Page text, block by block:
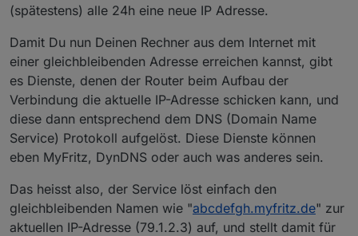
(spätestens) alle 24h eine neue IP Adresse.
Damit Du nun Deinen Rechner aus dem Internet mit
einer gleichbleibenden Adresse erreichen kannst, gibt
es Dienste, denen der Router beim Aufbau der
Verbindung die aktuelle IP-Adresse schicken kann, und
diese dann entsprechend dem DNS (Domain Name
Service) Protokoll aufgelöst. Diese Dienste können
eben MyFritz, DynDNS oder auch was anderes sein.
Das heisst also, der Service löst einfach den
gleichbleibenden Namen wie "abcdefgh.myfritz.de" zur
aktuellen IP-Adresse (79.1.2.3) auf, und stellt damit für